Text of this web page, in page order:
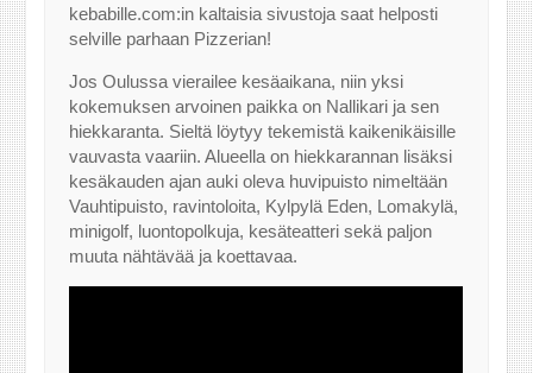
kebabille.com:in kaltaisia sivustoja saat helposti
selville parhaan Pizzerian!
Jos Oulussa vierailee kesäaikana, niin yksi
kokemuksen arvoinen paikka on Nallikari ja sen
hiekkaranta. Sieltä löytyy tekemistä kaikenikäisille
vauvasta vaariin. Alueella on hiekkarannan lisäksi
kesäkauden ajan auki oleva huvipuisto nimeltään
Vauhtipuisto, ravintoloita, Kylpylä Eden, Lomakylä,
minigolf, luontopolkuja, kesäteatteri sekä paljon
muuta nähtävää ja koettavaa.